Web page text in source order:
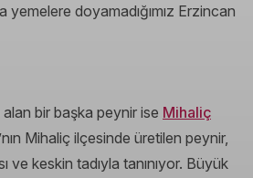
yemelere doyamadığımız Erzincan
alan bir başka peynir ise Mihaliç
Mihaliç ilçesinde üretilen peynir,
ve keskin tadıyla tanınıyor. Büyük